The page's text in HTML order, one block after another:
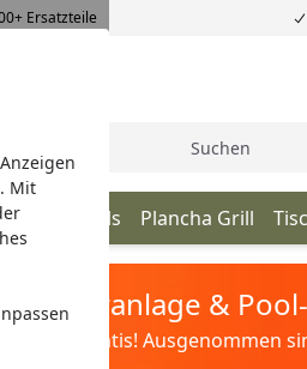
Mit
Ersatzteile
Grills Plancha Grill
&
gratis! Ausgenommen